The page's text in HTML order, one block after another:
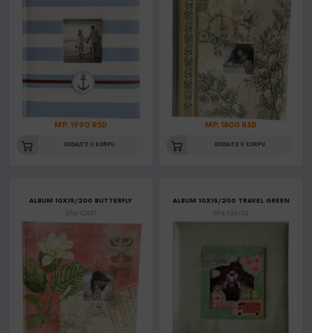
MP: 1990 RSD
DODAJTE U KORPU
MP: 1800 RSD
DODAJTE U KORPU
ALBUM 10X15/200 BUTTERFLY
Šifra: K2937
ALBUM 10X15/200 TRAVEL GREEN
Šifra: K2913G